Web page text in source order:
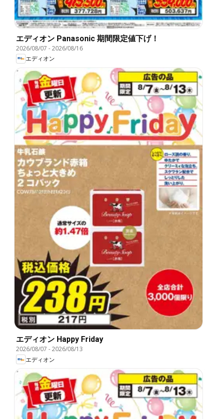
エディオン Panasonic 期間限定値下げ！
2026/08/07 -2026/08/16
エディオン
エディオン Happy Friday
2026/08/07 -2026/08/13
エディオン